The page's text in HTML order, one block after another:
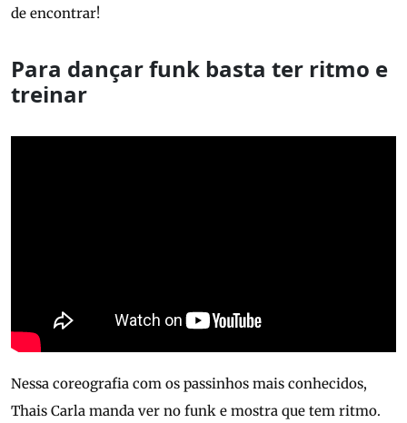
de encontrar!
Para dançar funk basta ter ritmo e
treinar
Nessa coreografia com os passinhos mais conhecidos,
Thais Carla manda ver no funk e mostra que tem ritmo.